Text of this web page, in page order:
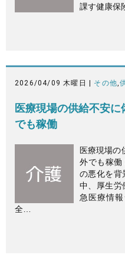
課す健康保
2026/04/09 木曜日 | その他,
医療現場の供給不安
でも稼働
医療現場の
外でも稼
の悪化を背
中、厚生労
急医療情報
全…